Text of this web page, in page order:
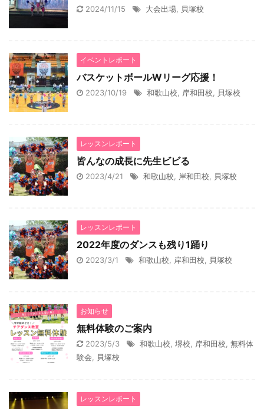
2024/11/15 大会出場 貝塚校
イベントレポート
バスケットボールWリーグ応援！
2023/10/19 和歌山校 岸和田校 貝塚校
レッスンレポート
皆んなの成長に先生ビビる
2023/4/21 和歌山校 岸和田校 貝塚校
レッスンレポート
2022年度のダンスも残り1踊り
2023/3/1 和歌山校 岸和田校 貝塚校
お知らせ
無料体験のご案内
2023/5/3 和歌山校 堺校 岸和田校 無料体
験会
貝塚校
レッスンレポート